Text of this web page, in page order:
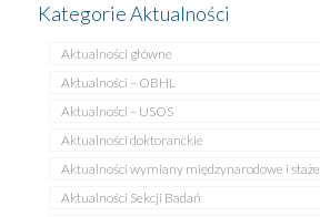
Kategorie Aktualności
Aktualności główne
Aktualności – OBHL
Aktualności – USOS
Aktualności doktoranckie
Aktualności wymiany międzynarodowe i staże
Aktualności Sekcji Badań